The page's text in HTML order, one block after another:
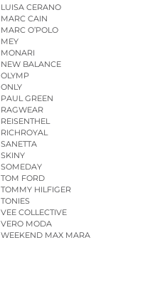
LUISA CERANO
MARC CAIN
MARC O’POLO
MEY
MONARI
NEW BALANCE
OLYMP
ONLY
PAUL GREEN
RAGWEAR
REISENTHEL
RICHROYAL
SANETTA
SKINY
SOMEDAY
TOM FORD
TOMMY HILFIGER
TONIES
VEE COLLECTIVE
VERO MODA
WEEKEND MAX MARA